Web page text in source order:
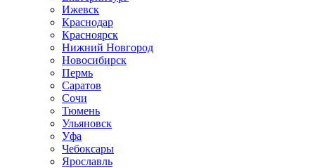
Ижевск
Краснодар
Красноярск
Нижний Новгород
Новосибирск
Пермь
Саратов
Сочи
Тюмень
Ульяновск
Уфа
Чебоксары
Ярославль